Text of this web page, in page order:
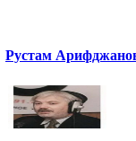
Рустам